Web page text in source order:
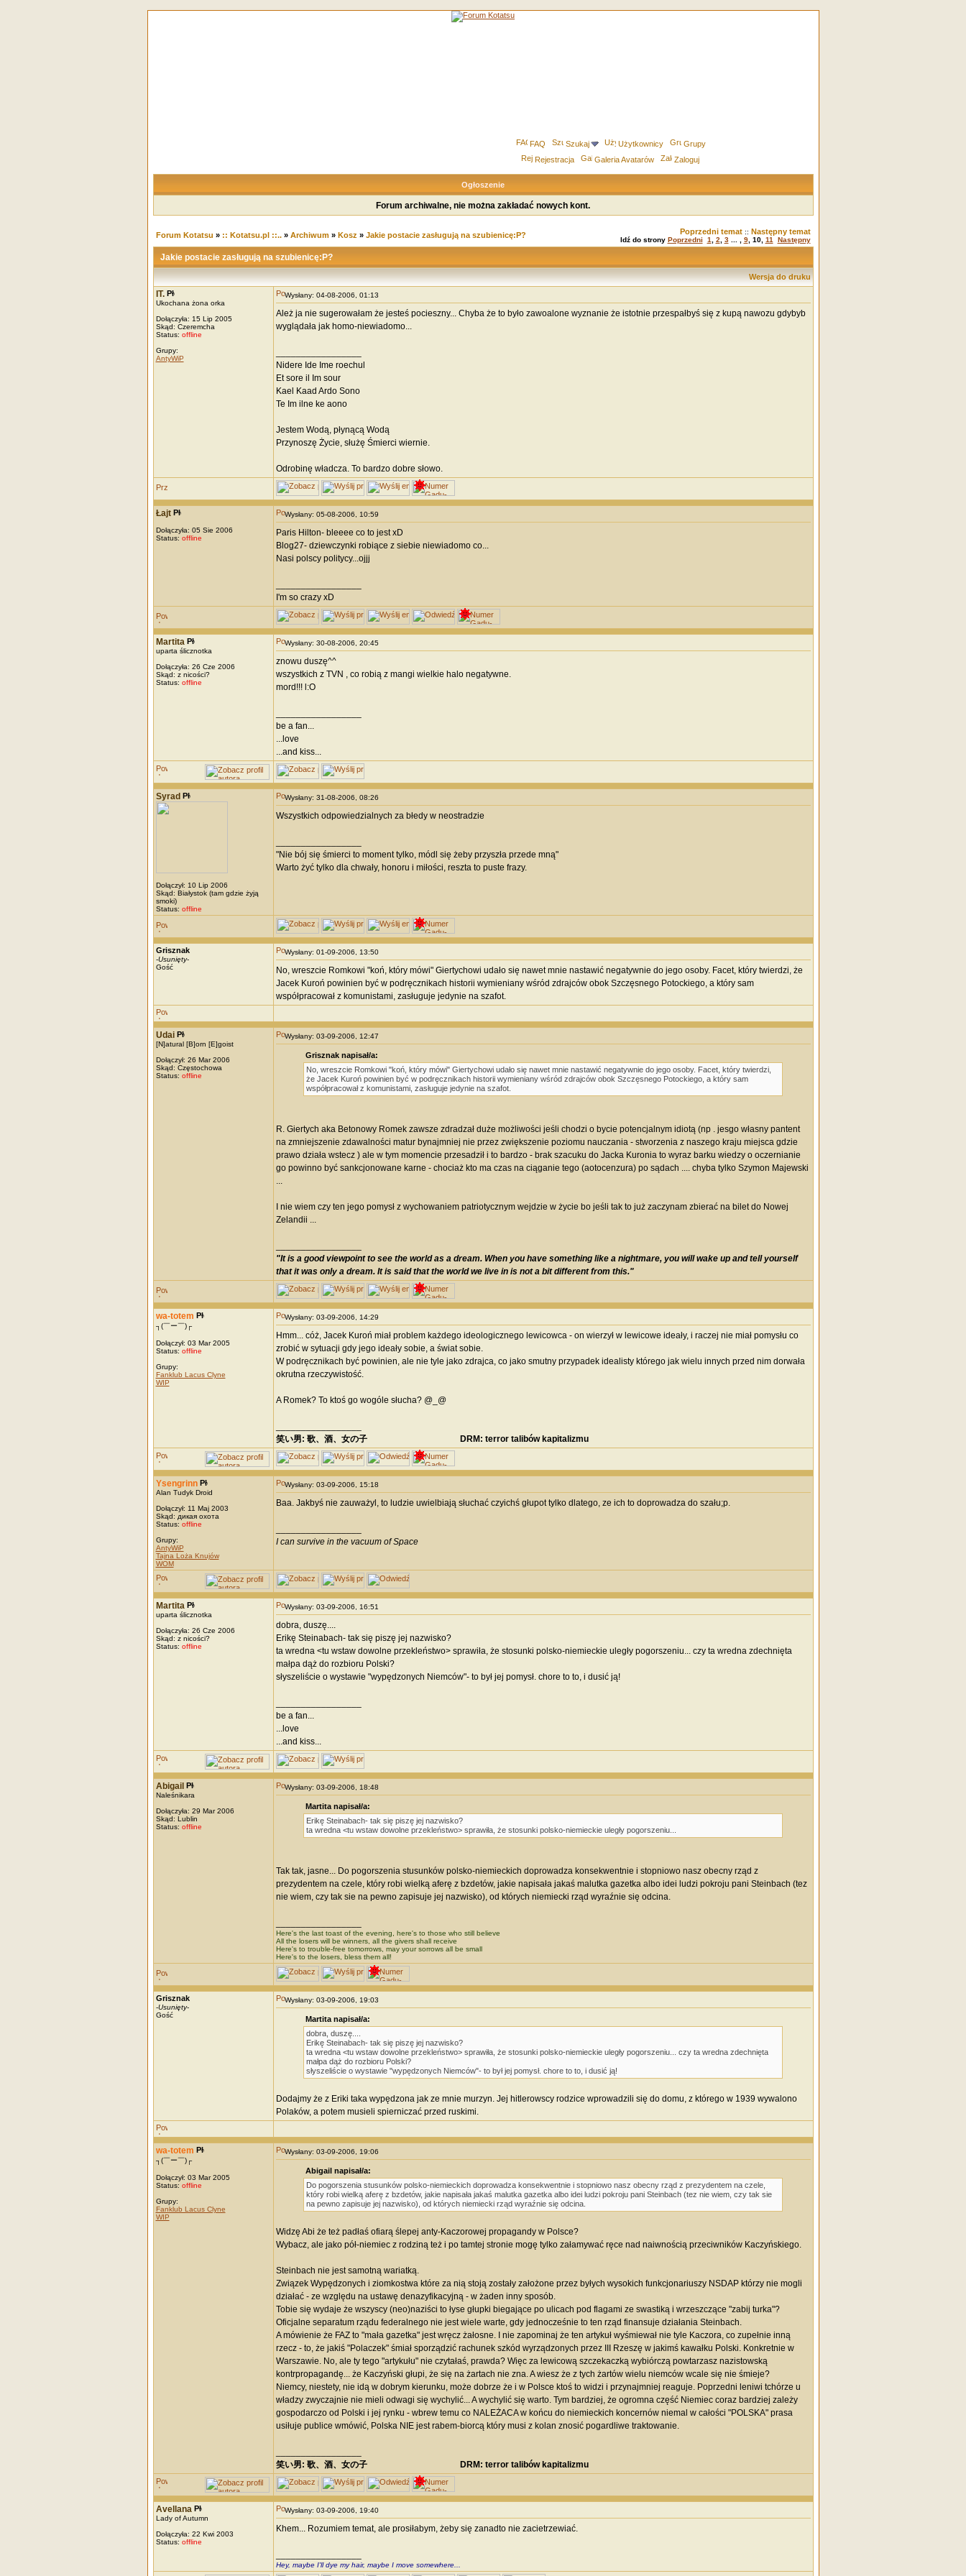
FAQ Szukaj Użytkownicy
Grupy
Rejestracja
Galeria Avatarów Zaloguj
Ogłoszenie
Forum archiwalne, nie można zakładać nowych kont.
Forum Kotatsu » :: Kotatsu.pl ::..» Archiwum» Kosz » Jakie postacie zasługują na szubienicę:P? Poprzedni temat:: Następny temat
Idź do strony Poprzedni 1 2 3... , 9, 10, 11 Następny
Jakie postacie zasługują na szubienicę:P?
Wersja do druku
IT.
Ukochana żona orka
Dołączyła: 15 Lip 2005
Skąd: Czeremcha
Status: offline
Grupy:
AntyWiP
Wysłany: 04-08-2006, 01:13
Ależ ja nie sugerowałam że jesteś pocieszny... Chyba że to było zawoalone wyznanie że istotnie przespałbyś się z kupą nawozu gdybyb
wyglądała jak homo-niewiadomo...
Nidere Ide Ime roechul
Et sore il Im sour
Kael Kaad Ardo Sono
Te Im ilne ke aono
Jestem Wodą, płynącą Wodą
Przynoszę Życie, służę Śmierci wiernie.
Odrobinę władcza. To bardzo dobre słowo.
Łajt
Dołączyła: 05 Sie 2006
Status: offline
Wysłany: 05-08-2006, 10:59
Paris Hilton- bleeee co to jest xD
Blog27- dziewczynki robiące z siebie niewiadomo co...
Nasi polscy politycy...ojjj
I'm so crazy xD
Martita
uparta ślicznotka
Dołączyła: 26 Cze 2006
Skąd: z nicości?
Status: offline
Wysłany: 30-08-2006, 20:45
znowu duszę^^
wszystkich z TVN , co robią z mangi wielkie halo negatywne.
mord!!! l:O
be a fan...
...love
...and kiss...
Syrad
Dołączył: 10 Lip 2006
Skąd: Białystok (tam gdzie żyją
smoki)
Status: offline
Wysłany: 31-08-2006, 08:26
Wszystkich odpowiedzialnych za błedy w neostradzie
"Nie bój się śmierci to moment tylko, módl się żeby przyszła przede mną"
Warto żyć tylko dla chwały, honoru i miłości, reszta to puste frazy.
Grisznak
-Usunięty-
Gość
Wysłany: 01-09-2006, 13:50
No, wreszcie Romkowi "koń, który mówi" Giertychowi udało się nawet mnie nastawić negatywnie do jego osoby. Facet, który twierdzi, że
Jacek Kuroń powinien być w podręcznikach historii wymieniany wśród zdrajców obok Szczęsnego Potockiego, a który sam
współpracował z komunistami, zasługuje jedynie na szafot.
Udai
[N]atural [B]orn [E]goist
Dołączył: 26 Mar 2006
Skąd: Częstochowa
Status: offline
Wysłany: 03-09-2006, 12:47
Grisznak napisał/a:
No, wreszcie Romkowi "koń, który mówi" Giertychowi udało się nawet mnie nastawić negatywnie do jego osoby. Facet, który twierdzi,
że Jacek Kuroń powinien być w podręcznikach historii wymieniany wśród zdrajców obok Szczęsnego Potockiego, a który sam
współpracował z komunistami, zasługuje jedynie na szafot.
R. Giertych aka Betonowy Romek zawsze zdradzał duże możliwości jeśli chodzi o bycie potencjalnym idiotą (np . jesgo własny pantent
na zmniejszenie zdawalności matur bynajmniej nie przez zwiększenie poziomu nauczania - stworzenia z naszego kraju miejsca gdzie
prawo działa wstecz ) ale w tym momencie przesadził i to bardzo - brak szacuku do Jacka Kuronia to wyraz barku wiedzy o oczernianie
go powinno być sankcjonowane karne - chociaż kto ma czas na ciąganie tego (aotocenzura) po sądach .... chyba tylko Szymon Majewski
...
I nie wiem czy ten jego pomysł z wychowaniem patriotycznym wejdzie w życie bo jeśli tak to już zaczynam zbierać na bilet do Nowej
Zelandii ...
"It is a good viewpoint to see the world as a dream. When you have something like a nightmare, you will wake up and tell yourself
that it was only a dream. It is said that the world we live in is not a bit different from this."
wa-totem
┐(￣ー￣)┌
Dołączył: 03 Mar 2005
Status: offline
Grupy:
Fanklub Lacus Clyne
WIP
Wysłany: 03-09-2006, 14:29
Hmm... cóż, Jacek Kuroń miał problem każdego ideologicznego lewicowca - on wierzył w lewicowe ideały, i raczej nie miał pomysłu co
zrobić w sytuacji gdy jego ideały sobie, a świat sobie.
W podręcznikach być powinien, ale nie tyle jako zdrajca, co jako smutny przypadek idealisty którego jak wielu innych przed nim dorwała
okrutna rzeczywistość.
A Romek? To ktoś go wogóle słucha? @_@
笑い男: 歌、酒、女の子 DRM: terror talibów kapitalizmu
Ysengrinn
Alan Tudyk Droid
Dołączył: 11 Maj 2003
Skąd: дикая охота
Status: offline
Grupy:
AntyWiP
Tajna Loża Knujów
WOM
Wysłany: 03-09-2006, 15:18
Baa. Jakbyś nie zauważyl, to ludzie uwielbiają słuchać czyichś głupot tylko dlatego, ze ich to doprowadza do szału;p.
I can survive in the vacuum of Space
Martita
uparta ślicznotka
Dołączyła: 26 Cze 2006
Skąd: z nicości?
Status: offline
Wysłany: 03-09-2006, 16:51
dobra, duszę....
Erikę Steinabach- tak się piszę jej nazwisko?
ta wredna <tu wstaw dowolne przekleństwo> sprawiła, że stosunki polsko-niemieckie uległy pogorszeniu... czy ta wredna zdechnięta
małpa dąż do rozbioru Polski?
słyszeliście o wystawie "wypędzonych Niemców"- to był jej pomysł. chore to to, i dusić ją!
be a fan...
...love
...and kiss...
Abigail
Naleśnikara
Dołączyła: 29 Mar 2006
Skąd: Lublin
Status: offline
Wysłany: 03-09-2006, 18:48
Martita napisał/a:
Erikę Steinabach- tak się piszę jej nazwisko?
ta wredna <tu wstaw dowolne przekleństwo> sprawiła, że stosunki polsko-niemieckie uległy pogorszeniu...
Tak tak, jasne... Do pogorszenia stusunków polsko-niemieckich doprowadza konsekwentnie i stopniowo nasz obecny rząd z
prezydentem na czele, który robi wielką aferę z bzdetów, jakie napisała jakaś malutka gazetka albo idei ludzi pokroju pani Steinbach (tez
nie wiem, czy tak sie na pewno zapisuje jej nazwisko), od których niemiecki rząd wyraźnie się odcina.
Here's the last toast of the evening, here's to those who still believe
All the losers will be winners, all the givers shall receive
Here's to trouble-free tomorrows, may your sorrows all be small
Here's to the losers, bless them all!
Grisznak
-Usunięty-
Gość
Wysłany: 03-09-2006, 19:03
Martita napisał/a:
dobra, duszę....
Erikę Steinabach- tak się piszę jej nazwisko?
ta wredna <tu wstaw dowolne przekleństwo> sprawiła, że stosunki polsko-niemieckie uległy pogorszeniu... czy ta wredna zdechnięta
małpa dąż do rozbioru Polski?
słyszeliście o wystawie "wypędzonych Niemców"- to był jej pomysł. chore to to, i dusić ją!
Dodajmy że z Eriki taka wypędzona jak ze mnie murzyn. Jej hitlerowscy rodzice wprowadzili się do domu, z którego w 1939 wywalono
Polaków, a potem musieli spierniczać przed ruskimi.
wa-totem
┐(￣ー￣)┌
Dołączył: 03 Mar 2005
Status: offline
Grupy:
Fanklub Lacus Clyne
WIP
Wysłany: 03-09-2006, 19:06
Abigail napisał/a:
Do pogorszenia stusunków polsko-niemieckich doprowadza konsekwentnie i stopniowo nasz obecny rząd z prezydentem na czele,
który robi wielką aferę z bzdetów, jakie napisała jakaś malutka gazetka albo idei ludzi pokroju pani Steinbach (tez nie wiem, czy tak sie
na pewno zapisuje jej nazwisko), od których niemiecki rząd wyraźnie się odcina.
Widzę Abi że też padłaś ofiarą ślepej anty-Kaczorowej propagandy w Polsce?
Wybacz, ale jako pół-niemiec z rodziną też i po tamtej stronie mogę tylko załamywać ręce nad naiwnością przeciwników Kaczyńskiego.
Steinbach nie jest samotną wariatką.
Związek Wypędzonych i ziomkostwa które za nią stoją zostały założone przez byłych wysokich funkcjonariuszy NSDAP którzy nie mogli
działać - ze względu na ustawę denazyfikacyjną - w żaden inny sposób.
Tobie się wydaje że wszyscy (neo)naziści to łyse głupki biegające po ulicach pod flagami ze swastiką i wrzeszczące "zabij turka"?
Oficjalne separatum rządu federalnego nie jest wiele warte, gdy jednocześnie to ten rząd finansuje działania Steinbach.
A mówienie że FAZ to "mała gazetka" jest wręcz żałosne. I nie zapominaj że ten artykuł wyśmiewał nie tyle Kaczora, co zupełnie inną
rzecz - to, że jakiś "Polaczek" śmiał sporządzić rachunek szkód wyrządzonych przez III Rzeszę w jakimś kawałku Polski. Konkretnie w
Warszawie. No, ale ty tego "artykułu" nie czytałaś, prawda? Więc za lewicową szczekaczką wybiórczą powtarzasz nazistowską
kontrpropagandę... że Kaczyński głupi, że się na żartach nie zna. A wiesz że z tych żartów wielu niemców wcale się nie śmieje?
Niemcy, niestety, nie idą w dobrym kierunku, może dobrze że i w Polsce ktoś to widzi i przynajmniej reaguje. Poprzedni leniwi tchórze u
władzy zwyczajnie nie mieli odwagi się wychylić... A wychylić się warto. Tym bardziej, że ogromna część Niemiec coraz bardziej zależy
gospodarczo od Polski i jej rynku - wbrew temu co NALEŻACA w końcu do niemieckich koncernów niemal w całości "POLSKA" prasa
usiłuje publice wmówić, Polska NIE jest rabem-biorcą który musi z kolan znosić pogardliwe traktowanie.
笑い男: 歌、酒、女の子 DRM: terror talibów kapitalizmu
Avellana
Lady of Autumn
Dołączyła: 22 Kwi 2003
Status: offline
Wysłany: 03-09-2006, 19:40
Khem... Rozumiem temat, ale prosiłabym, żeby się zanadto nie zacietrzewiać.
Hey, maybe I'll dye my hair, maybe I move somewhere...